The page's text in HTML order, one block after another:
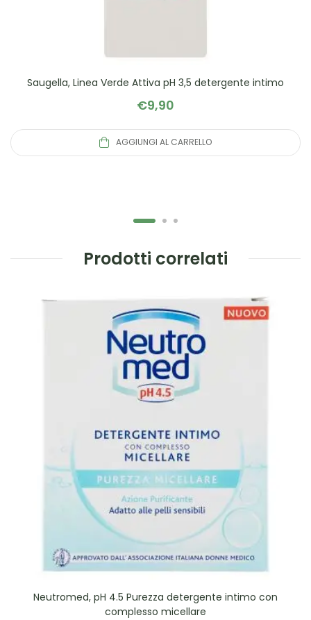
Saugella, Linea Verde Attiva pH 3,5 detergente intimo
€9,90
AGGIUNGI AL CARRELLO
Prodotti correlati
Neutromed, pH 4.5 Purezza detergente intimo con
complesso micellare